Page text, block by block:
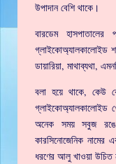
উপাদান বেশি থাকে।
বারডেম হাসপাতালের
গ্লাইকোঅ্যালকালোইড
ডায়ারিয়া, মাথাব্যথা,
বলা হয়ে থাকে, কেউ
গ্লাইকোঅ্যালকালোইড
অনেক সময় সবুজ
কারসিনোজেনিক নামের
ধরণের আলু খাওয়া উচিত